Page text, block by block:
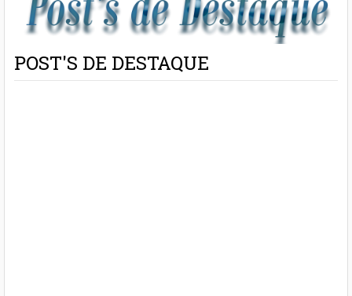
POST'S DE DESTAQUE